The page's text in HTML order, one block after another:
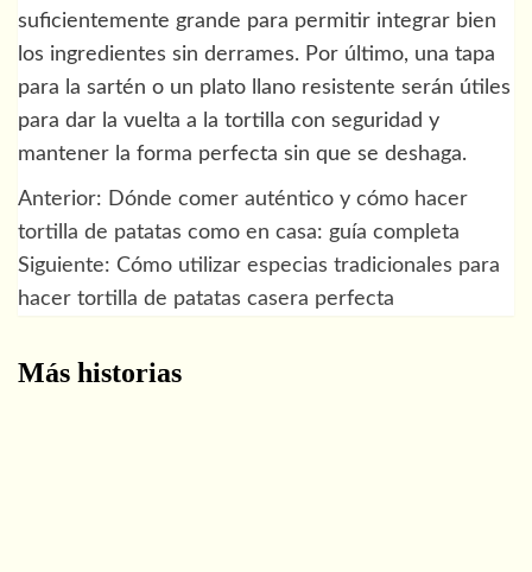
suficientemente grande para permitir integrar bien
los ingredientes sin derrames. Por último, una tapa
para la sartén o un plato llano resistente serán útiles
para dar la vuelta a la tortilla con seguridad y
mantener la forma perfecta sin que se deshaga.
Navegación
de
entradas
Anterior: Dónde comer auténtico y cómo hacer
tortilla de patatas como en casa: guía completa
Siguiente: Cómo utilizar especias tradicionales para
hacer tortilla de patatas casera perfecta
Más historias